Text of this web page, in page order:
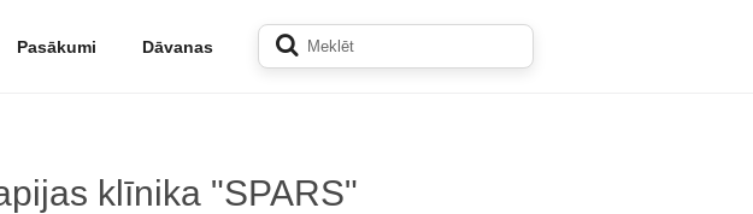
Pasākumi Dāvanas
klīnika "SPARS"